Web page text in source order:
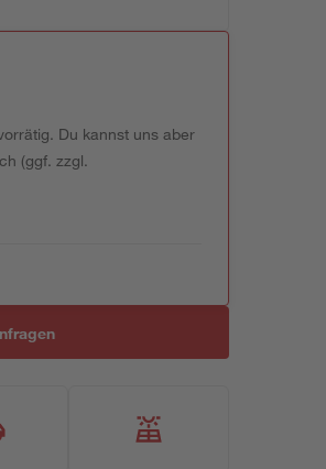
Du kannst uns aber
(ggf. zzgl.